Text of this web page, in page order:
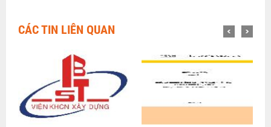
CÁC TIN LIÊN QUAN